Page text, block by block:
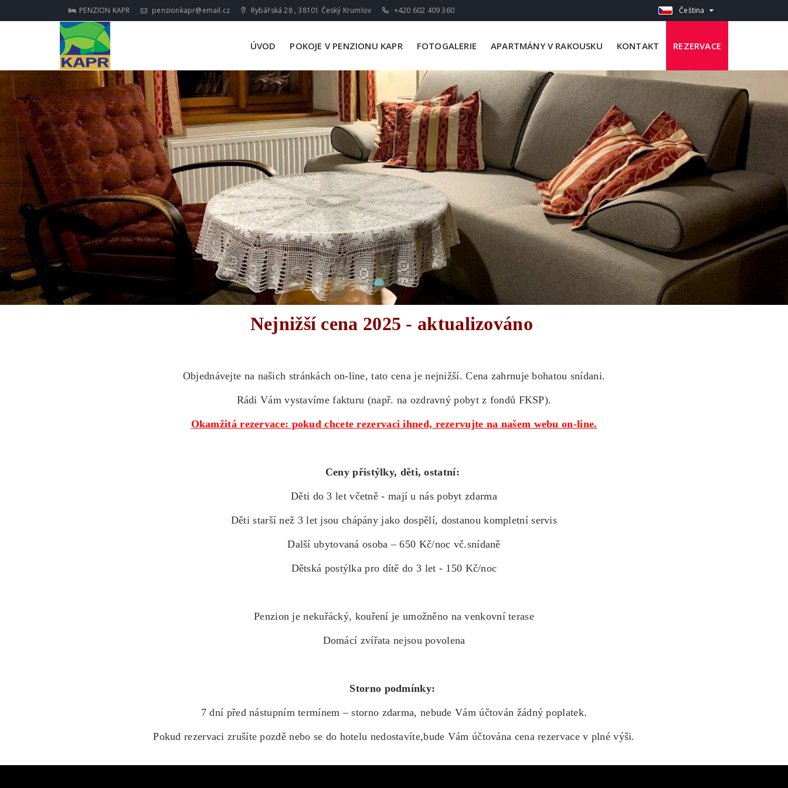
PENZION KAPR penzionkapr@email.cz Rybářská 28 , 38101 Český Krumlov +420 602 409 360 Čeština
ÚVOD POKOJE V PENZIONU KAPR FOTOGALERIE APARTMÁNY V RAKOUSKU KONTAKT REZERVACE
Nejnižší cena 2025 - aktualizováno
Objednávejte na našich stránkách on-line, tato cena je nejnižší. Cena zahrnuje bohatou snídani.
Rádi Vám vystavíme fakturu (např. na ozdravný pobyt z fondů FKSP).
Okamžitá rezervace: pokud chcete rezervaci ihned, rezervujte na našem webuon-line.
Ceny přistýlky, děti, ostatní:
Děti do 3 let včetně - mají u nás pobyt zdarma
Děti starší než 3 let jsou chápány jako dospělí, dostanou kompletní servis
Další ubytovaná osoba – 650 Kč/noc vč.snídaně
Dětská postýlka pro dítě do 3 let - 150 Kč/noc
Penzion je nekuřácký, kouření je umožněno na venkovní terase
Domácí zvířata nejsou povolena
Storno podmínky:
7 dní před nástupním termínem – storno zdarma, nebude Vám účtován žádný poplatek.
Pokud rezervaci zrušíte pozdě nebo se do hotelu nedostavíte,bude Vám účtována cena rezervace v plné výši.